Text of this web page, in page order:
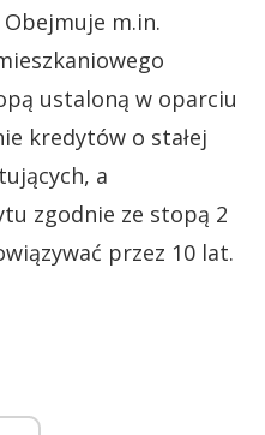
m.in.
ustaloną w oparciu
kredytów o stałej
a
zgodnie ze stopą 2
przez 10 lat.